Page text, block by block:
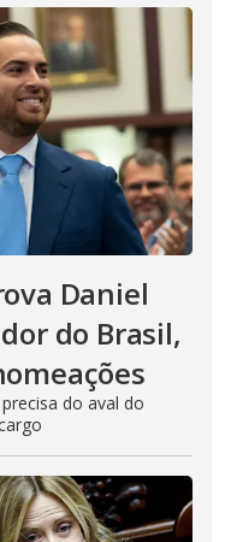
Daniel
do Brasil,
do aval do